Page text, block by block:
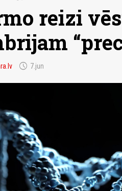
reizi
schedule 7.jun